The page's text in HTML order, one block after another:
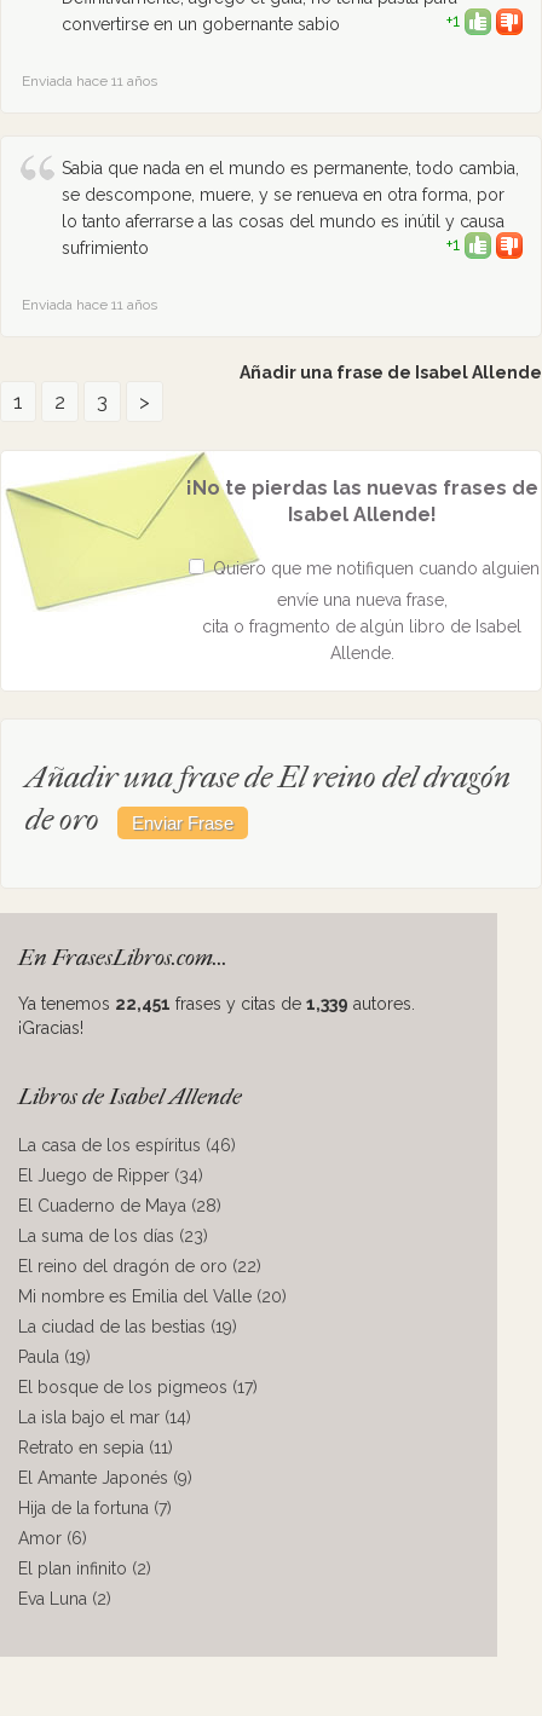
convertirse en un gobernante sabio
+1
Enviada hace 11 años
Sabia que nada en el mundo es permanente, todo cambia,
se descompone, muere, y se renueva en otra forma, por
lo tanto aferrarse a las cosas del mundo es inútil y causa
sufrimiento
+1
Enviada hace 11 años
Añadir una frase de Isabel Allende
1 2 3 >
¡No te pierdas las nuevas frases de
Isabel Allende!
Quiero que me notifiquen cuando alguien
envíe una nueva frase,
cita o fragmento de algún libro de Isabel
Allende.
Añadir una frase de El reino del dragón
de oro
En FrasesLibros.com...
Ya tenemos 22,451 frases y citas de 1,339 autores.
¡Gracias!
Libros de Isabel Allende
La casa de los espíritus (46)
El Juego de Ripper (34)
El Cuaderno de Maya (28)
La suma de los días (23)
El reino del dragón de oro (22)
Mi nombre es Emilia del Valle (20)
La ciudad de las bestias (19)
Paula (19)
El bosque de los pigmeos (17)
La isla bajo el mar (14)
Retrato en sepia (11)
El Amante Japonés (9)
Hija de la fortuna (7)
Amor (6)
El plan infinito (2)
Eva Luna (2)